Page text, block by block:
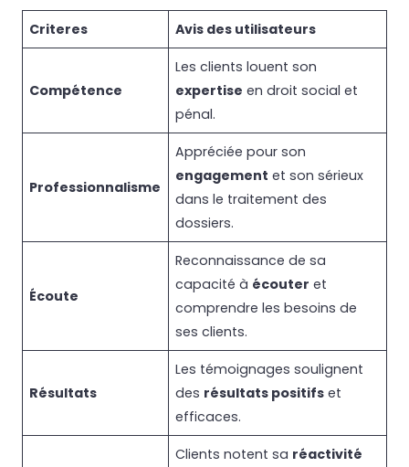
Criteres Avis des utilisateurs
Compétence
Les clients louent son
expertise en droit social et
pénal.
Professionnalisme
Appréciée pour son
engagement et son sérieux
dans le traitement des
dossiers.
Écoute
Reconnaissance de sa
capacité à écouter et
comprendre les besoins de
ses clients.
Résultats
Les témoignages soulignent
des résultats positifs et
efficaces.
Clients notent sa réactivité